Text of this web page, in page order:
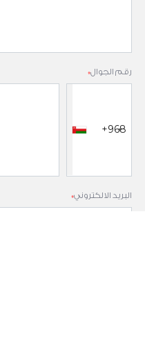
رقم الجوال*
+968
البريد الالكتروني*